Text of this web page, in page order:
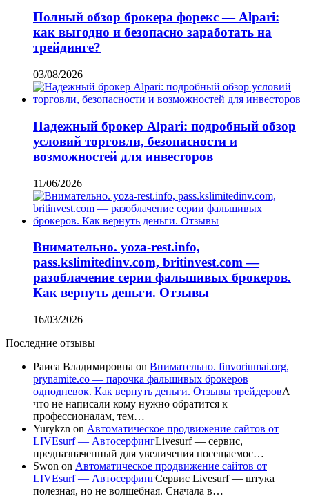
Полный обзор брокера форекс — Alpari:
как выгодно и безопасно заработать на
трейдинге?
03/08/2026
Надежный брокер Alpari: подробный обзор
условий торговли, безопасности и
возможностей для инвесторов
11/06/2026
Внимательно. yoza-rest.info,
pass.kslimitedinv.com, britinvest.com —
разоблачение серии фальшивых брокеров.
Как вернуть деньги. Отзывы
16/03/2026
Последние отзывы
Раиса Владимировна on Внимательно. finvoriumai.org,
prynamite.co — парочка фальшивых брокеров
однодневок. Как вернуть деньги. Отзывы трейдеровА
что не написали кому нужно обратится к
профессионалам, тем…
Yurykzn on Автоматическое продвижение сайтов от
LIVEsurf — АвтосерфингLivesurf — сервис,
предназначенный для увеличения посещаемос…
Swon on Автоматическое продвижение сайтов от
LIVEsurf — АвтосерфингСервис Livesurf — штука
полезная, но не волшебная. Сначала в…